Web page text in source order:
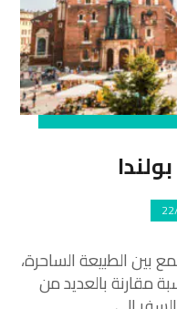
بين الطبيعة الساحرة،
مقارنة بالعديد من